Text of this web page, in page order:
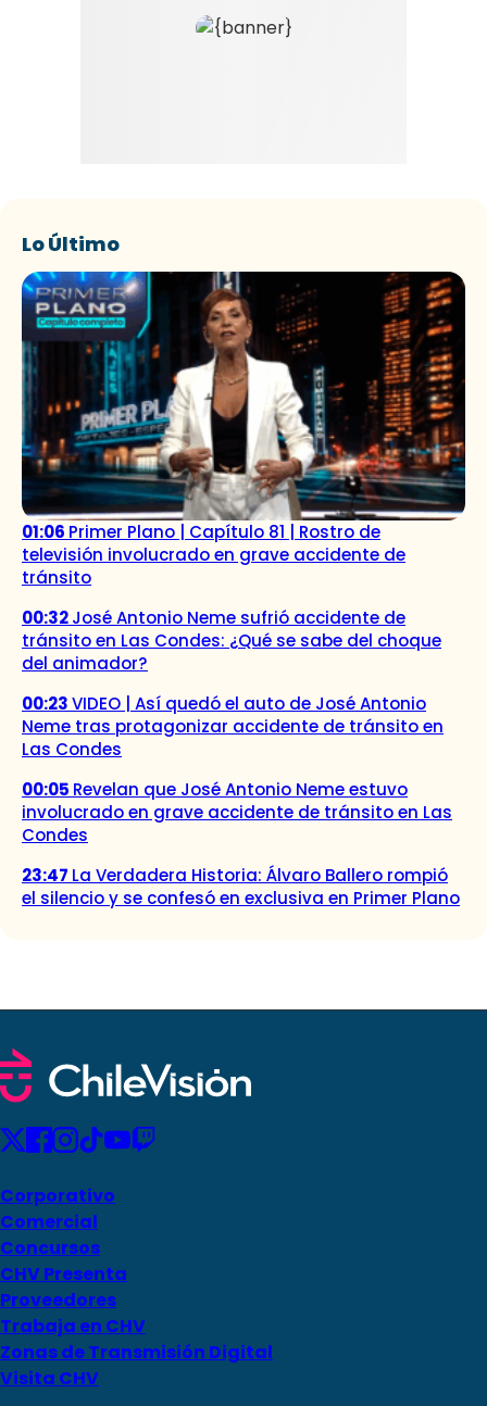
Lo Último
01:06 Primer Plano | Capítulo 81 | Rostro de
televisión involucrado en grave accidente de
tránsito
00:32José Antonio Neme sufrió accidente de
tránsito en Las Condes: ¿Qué se sabe del choque
del animador?
00:23VIDEO | Así quedó el auto de José Antonio
Neme tras protagonizar accidente de tránsito en
Las Condes
00:05 Revelan que José Antonio Neme estuvo
involucrado en grave accidente de tránsito en Las
Condes
23:47 La Verdadera Historia: Álvaro Ballero rompió
el silencio y se confesó en exclusiva en Primer Plano
Corporativo
Comercial
Concursos
CHV Presenta
Proveedores
Trabaja en CHV
Zonas de Transmisión Digital
Visita CHV